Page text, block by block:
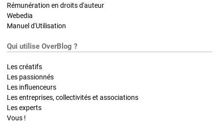
Rémunération en droits d'auteur
Webedia
Manuel d'Utilisation
Qui utilise OverBlog ?
Les créatifs
Les passionnés
Les influenceurs
Les entreprises, collectivités et associations
Les experts
Vous !